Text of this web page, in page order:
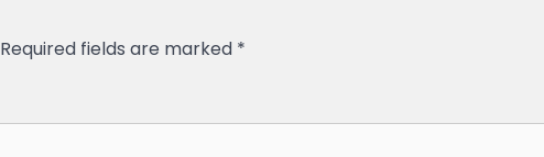
Required fields are marked *